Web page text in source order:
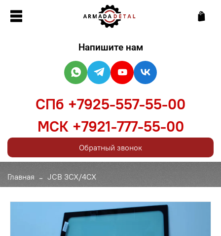
Главная JCB 3CX/4CX
Напишите нам
СПб +7925-557-55-00
МСК +7921-777-55-00
Обратный звонок